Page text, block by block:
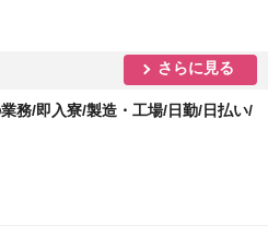
さらに見る
務/即入寮/製造・工場/日勤/日払い/